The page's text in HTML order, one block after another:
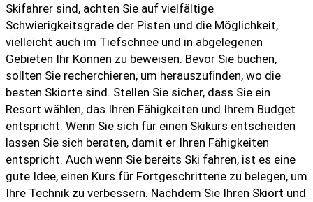
Skifahrer sind, achten Sie auf vielfältige
Schwierigkeitsgrade der Pisten und die Möglichkeit,
vielleicht auch im Tiefschnee und in abgelegenen
Gebieten Ihr Können zu beweisen. Bevor Sie buchen,
sollten Sie recherchieren, um herauszufinden, wo die
besten Skiorte sind. Stellen Sie sicher, dass Sie ein
Resort wählen, das Ihren Fähigkeiten und Ihrem Budget
entspricht. Wenn Sie sich für einen Skikurs entscheiden
lassen Sie sich beraten, damit er Ihren Fähigkeiten
entspricht. Auch wenn Sie bereits Ski fahren, ist es eine
gute Idee, einen Kurs für Fortgeschrittene zu belegen, um
Ihre Technik zu verbessern. Nachdem Sie Ihren Skiort und